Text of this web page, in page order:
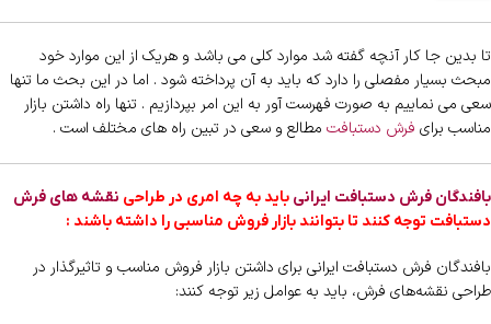
تا بدین جا کار آنچه گفته شد موارد کلی می باشد و هریک از این موارد خود
مبحث بسیار مفصلی را دارد که باید به آن پرداخته شود . اما در این بحث ما تنها
سعی می نماییم به صورت فهرست آور به این امر بپردازیم . تنها راه داشتن بازار
مناسب برای فرش دستبافت مطالع و سعی در تبین راه های مختلف است .
بافندگان فرش دستبافت ایرانی باید به چه امری در طراحی نقشه های فرش
دستبافت توجه کنند تا بتوانند بازار فروش مناسبی را داشته باشند :
بافندگان فرش دستبافت ایرانی برای داشتن بازار فروش مناسب و تاثیرگذار در
طراحی نقشه‌های فرش، باید به عوامل زیر توجه کنند: